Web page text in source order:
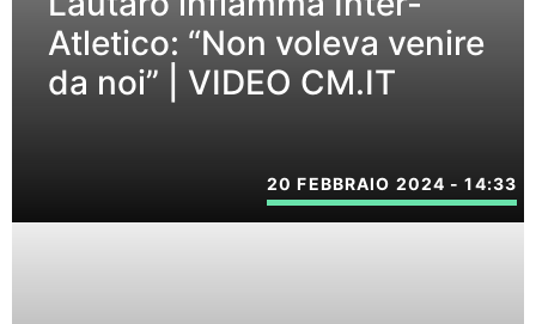
Atletico: “Non voleva venire
da noi” | VIDEO CM.IT
20 FEBBRAIO 2024 - 14:33